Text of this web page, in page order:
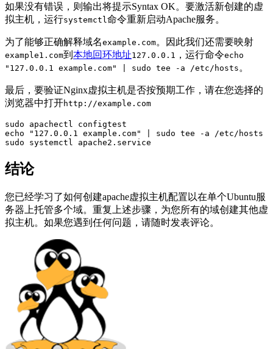
如果没有错误，则输出将提示Syntax OK。要激活新创建的虚
拟主机，运行systemctl 命令重新启动Apache服务。
为了能够正确解释域名example.com。因此我们还需要映射
example1.com到 本地回环地址127.0.0.1 ，运行命令echo
"127.0.0.1 example.com" | sudo tee -a /etc/hosts 。
最后，要验证Nginx虚拟主机是否按预期工作，请在您选择的
浏览器中打开http://example.com
sudo apachectl configtest
echo "127.0.0.1 example.com" | sudo tee -a /etc/hosts
sudo systemctl apache2.service
结论
您已经学习了如何创建apache虚拟主机配置以在单个Ubuntu服
务器上托管多个域。重复上述步骤，为您所有的域创建其他虚
拟主机。如果您遇到任何问题，请随时发表评论。